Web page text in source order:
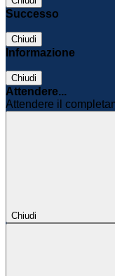
Successo
Chiudi
Informazione
Chiudi
Attendere...
Attendere il
Chiudi